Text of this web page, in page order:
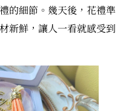
的細節。幾天後，花禮準
新鮮，讓人一看就感受到